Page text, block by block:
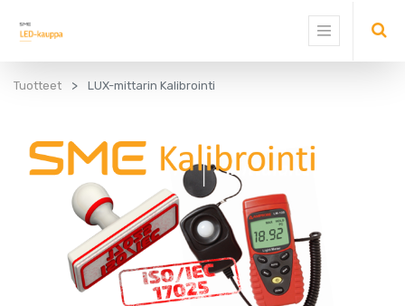
Tuotteet LUX-mittarin Kalibrointi